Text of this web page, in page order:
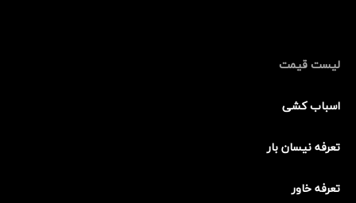
لیست قیمت
اسباب کشی
تعرفه نیسان بار
تعرفه خاور